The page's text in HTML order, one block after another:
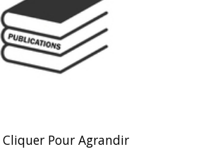
Cliquer Pour Agrandir